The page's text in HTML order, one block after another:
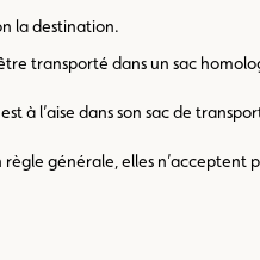
la destination.
transporté dans un sac
à l’aise dans son sac de
règle générale, elles